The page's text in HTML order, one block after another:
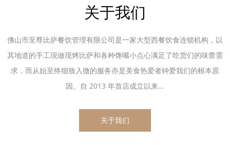
关于我们
佛山市至尊比萨餐饮管理有限公司是一家大型西餐饮食连锁机构，以
其地道的手工现做现烤比萨和各种馋嘴小点心满足了吃货们的味蕾需
求，而从始至终细致入微的服务亦是美食热爱者钟爱我们的根本原
因。自 2013 年首店成立以来...
关于我们